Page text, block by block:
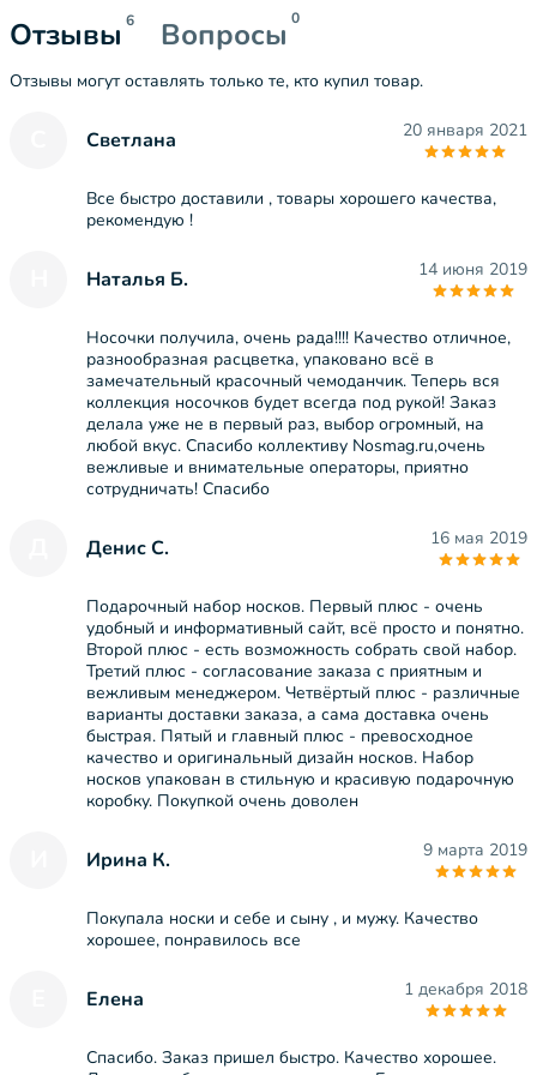
Отзывы 6 Вопросы 0
Отзывы могут оставлять только те, кто купил товар.
Светлана 20 января 2021
Все быстро доставили , товары хорошего качества,
рекомендую !
Наталья Б. 14 июня 2019
Носочки получила, очень рада!!!! Качество отличное,
разнообразная расцветка, упаковано всё в
замечательный красочный чемоданчик. Теперь вся
коллекция носочков будет всегда под рукой! Заказ
делала уже не в первый раз, выбор огромный, на
любой вкус. Спасибо коллективу Nosmag.ru,очень
вежливые и внимательные операторы, приятно
сотрудничать! Спасибо
Денис С. 16 мая 2019
Подарочный набор носков. Первый плюс - очень
удобный и информативный сайт, всё просто и понятно.
Второй плюс - есть возможность собрать свой набор.
Третий плюс - согласование заказа с приятным и
вежливым менеджером. Четвёртый плюс - различные
варианты доставки заказа, а сама доставка очень
быстрая. Пятый и главный плюс - превосходное
качество и оригинальный дизайн носков. Набор
носков упакован в стильную и красивую подарочную
коробку. Покупкой очень доволен
Ирина К. 9 марта 2019
Покупала носки и себе и сыну , и мужу. Качество
хорошее, понравилось все
Елена 1 декабря 2018
Спасибо. Заказ пришел быстро. Качество хорошее.